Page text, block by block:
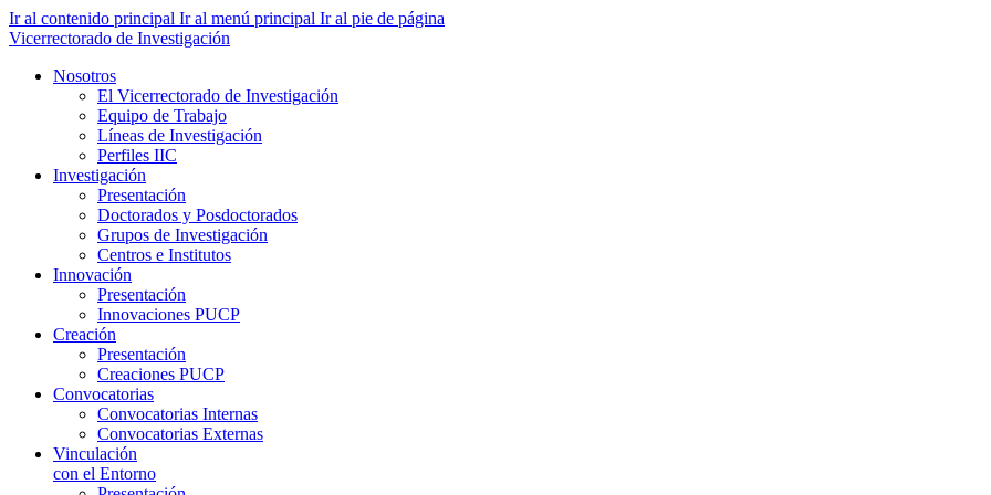
Ir al contenido principal Ir al menú principal Ir al pie de página
Vicerrectorado de Investigación
Nosotros
El Vicerrectorado de Investigación
Equipo de Trabajo
Líneas de Investigación
Perfiles IIC
Investigación
Presentación
Doctorados y Posdoctorados
Grupos de Investigación
Centros e Institutos
Innovación
Presentación
Innovaciones PUCP
Creación
Presentación
Creaciones PUCP
Convocatorias
Convocatorias Internas
Convocatorias Externas
Vinculación
con el Entorno